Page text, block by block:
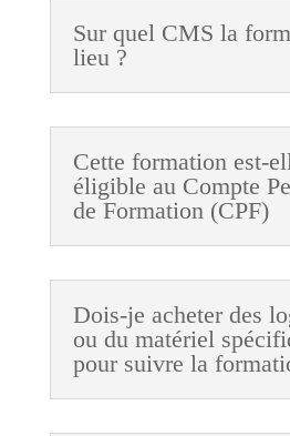
Sur quel CMS la
lieu ?
Cette formation est-
éligible au Compte
de Formation (CPF)
Dois-je acheter des
ou du matériel
pour suivre la